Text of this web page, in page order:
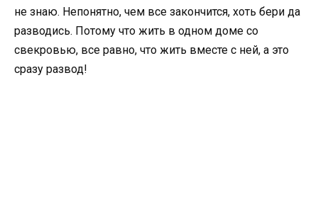
не знаю. Непонятно, чем все закончится, хоть бери да
разводись. Потому что жить в одном доме со
свекровью, все равно, что жить вместе с ней, а это
сразу развод!